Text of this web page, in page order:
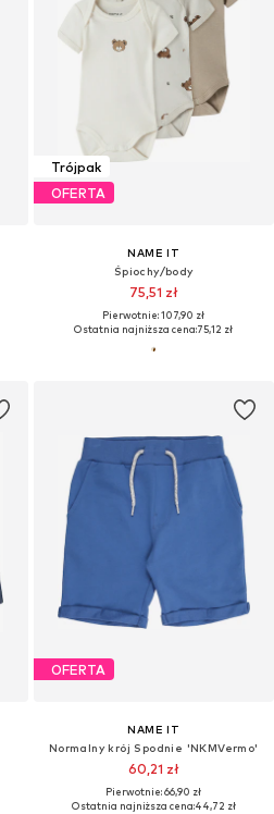
Trójpak
OFERTA
NAME IT
Śpiochy/body
75,51 zł
Pierwotnie: 107,90 zł
Ostatnia najniższa cena:75,12 zł
OFERTA
NAME IT
Normalny krój Spodnie 'NKMVermo'
60,21 zł
Pierwotnie: 66,90 zł
Ostatnia najniższa cena:44,72 zł